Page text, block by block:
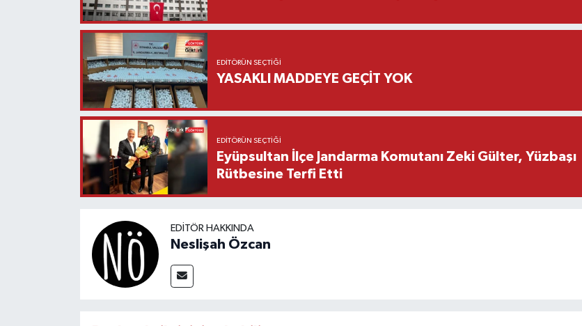
EDITÖRÜN SEÇTIĞI
YASAKLI MADDEYE GEÇİT YOK
EDITÖRÜN SEÇTIĞI
Eyüpsultan İlçe Jandarma Komutanı Zeki Gülter, Yüzbaşı
Rütbesine Terfi Etti
EDITÖR HAKKINDA
Neslişah Özcan